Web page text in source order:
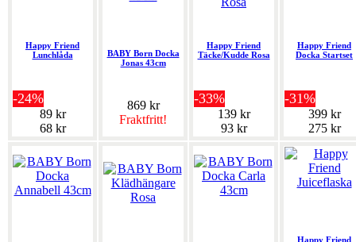
Happy Friend
Lunchlåda
-24%
89 kr
68 kr
BABY Born Docka
Jonas 43cm
869 kr
Fraktfritt!
Happy Friend
Täcke/Kudde Rosa
-33%
139 kr
93 kr
Happy Friend
Docka Startset
-31%
399 kr
275 kr
Happy Friend